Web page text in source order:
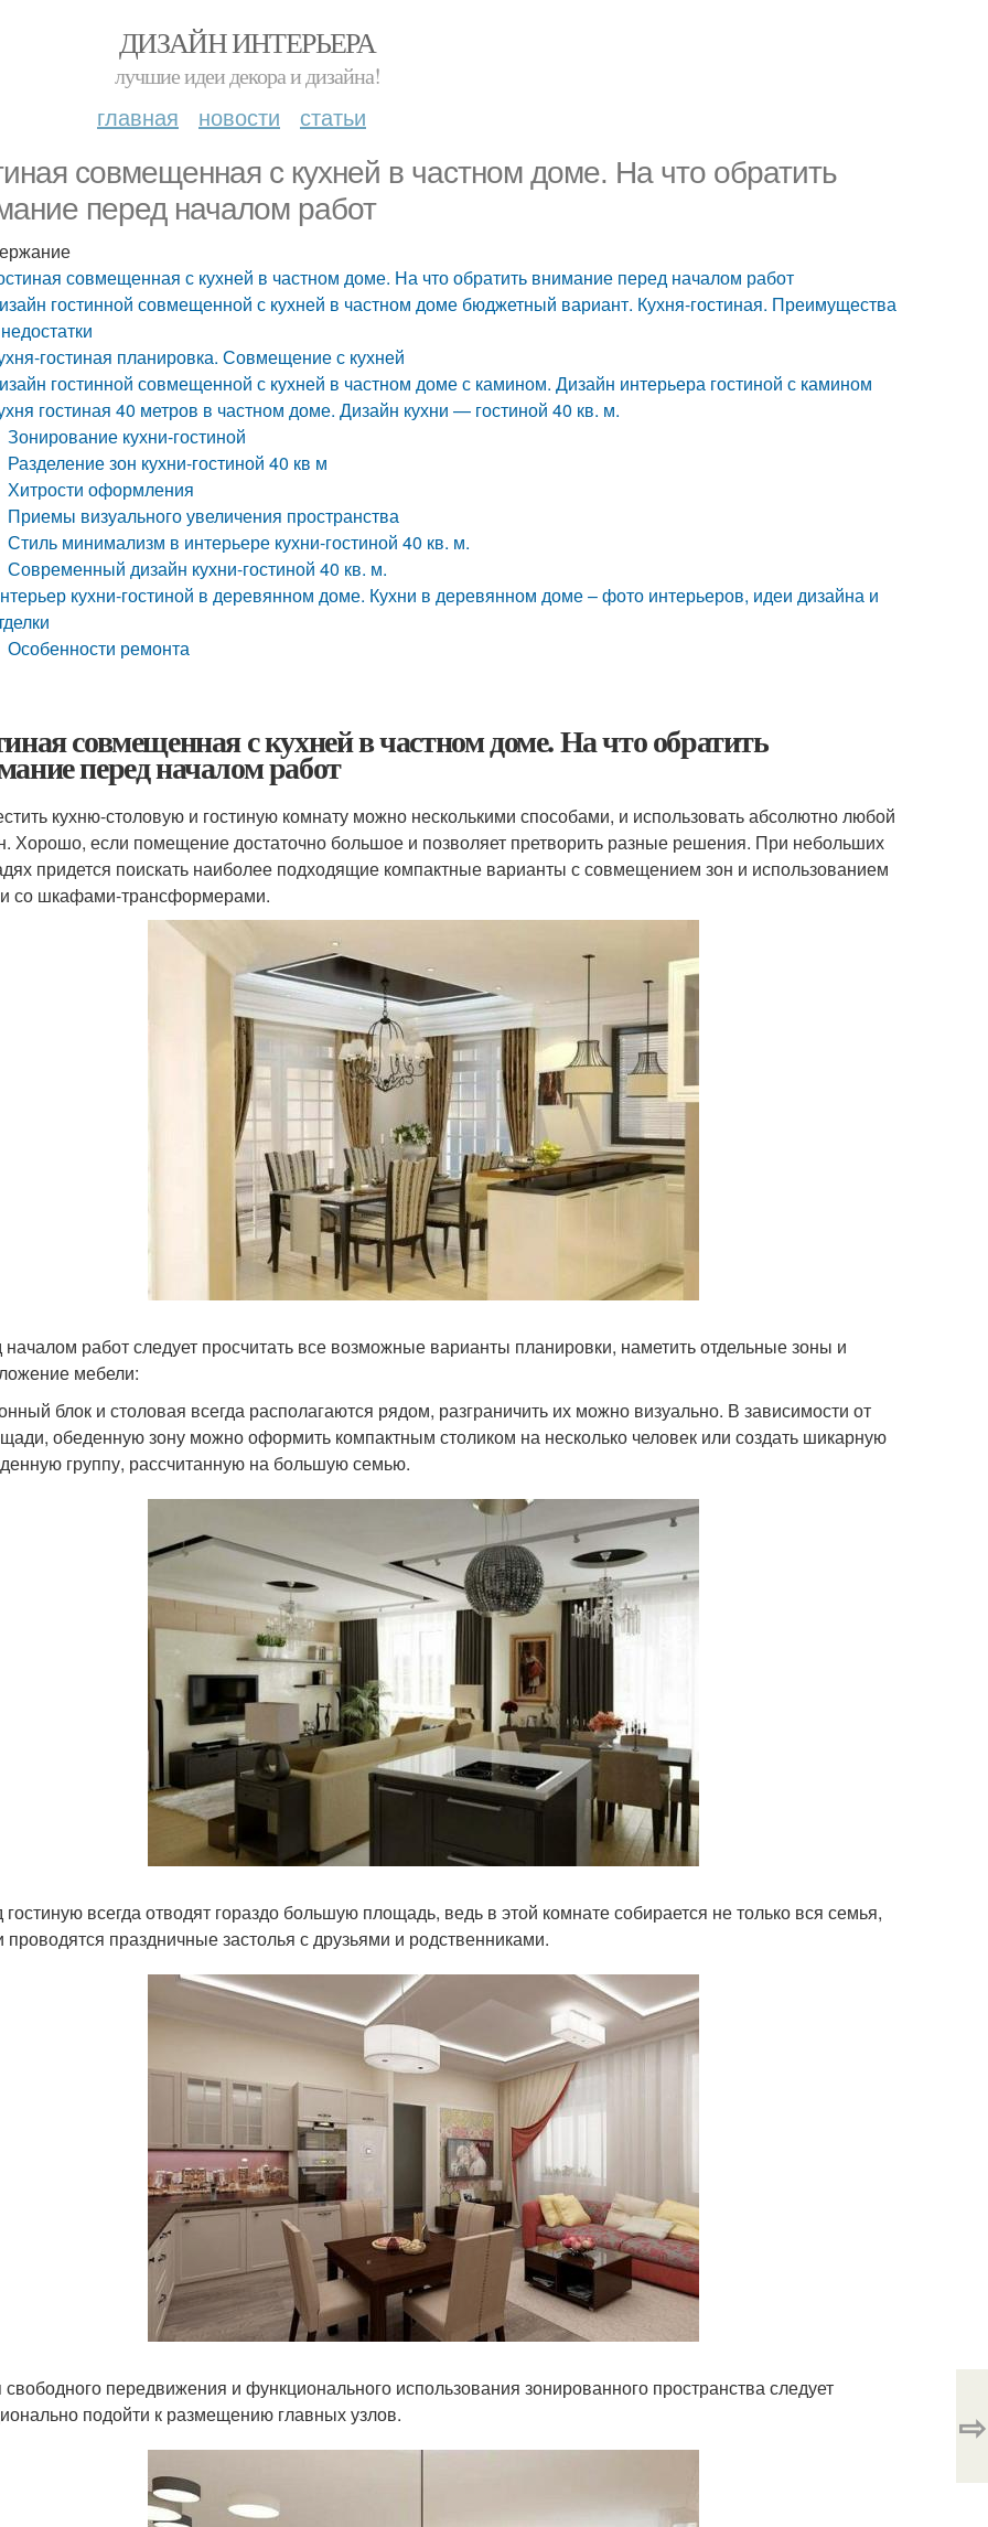
ДИЗАЙН ИНТЕРЬЕРА
лучшие идеи декора и дизайна!
главная новости статьи
совмещенная с кухней в частном доме. На что обратить
перед началом работ
совмещенная с кухней в частном доме. На что обратить внимание перед началом работ
гостинной совмещенной с кухней в частном доме бюджетный вариант. Кухня-гостиная. Преимущества
гостиная планировка. Совмещение с кухней
гостинной совмещенной с кухней в частном доме с камином. Дизайн интерьера гостиной с камином
гостиная 40 метров в частном доме. Дизайн кухни — гостиной 40 кв. м.
Зонирование кухни-гостиной
Разделение зон кухни-гостиной 40 кв м
Хитрости оформления
Приемы визуального увеличения пространства
Стиль минимализм в интерьере кухни-гостиной 40 кв. м.
Современный дизайн кухни-гостиной 40 кв. м.
кухни-гостиной в деревянном доме. Кухни в деревянном доме – фото интерьеров, идеи дизайна и
Особенности ремонта
совмещенная с кухней в частном доме. На что обратить
перед началом работ
кухню-столовую и гостиную комнату можно несколькими способами, и использовать абсолютно любой
Хорошо, если помещение достаточно большое и позволяет претворить разные решения. При небольших
придется поискать наиболее подходящие компактные варианты с совмещением зон и использованием
со шкафами-трансформерами.
работ следует просчитать все возможные варианты планировки, наметить отдельные зоны и
мебели:
блок и столовая всегда располагаются рядом, разграничить их можно визуально. В зависимости от
обеденную зону можно оформить компактным столиком на несколько человек или создать шикарную
группу, рассчитанную на большую семью.
всегда отводят гораздо большую площадь, ведь в этой комнате собирается не только вся семья,
проводятся праздничные застолья с друзьями и родственниками.
передвижения и функционального использования зонированного пространства следует
подойти к размещению главных узлов.
⇨